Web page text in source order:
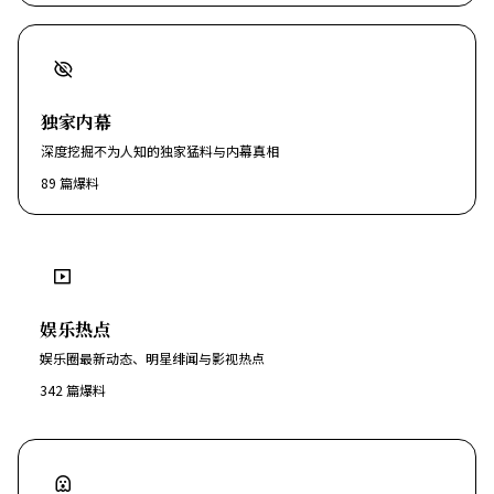
独家内幕
深度挖掘不为人知的独家猛料与内幕真相
89 篇爆料
娱乐热点
娱乐圈最新动态、明星绯闻与影视热点
342 篇爆料